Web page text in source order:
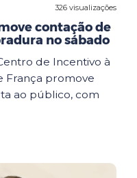
326 visualizações
contação de
no sábado
de Incentivo à
França promove
ao público, com